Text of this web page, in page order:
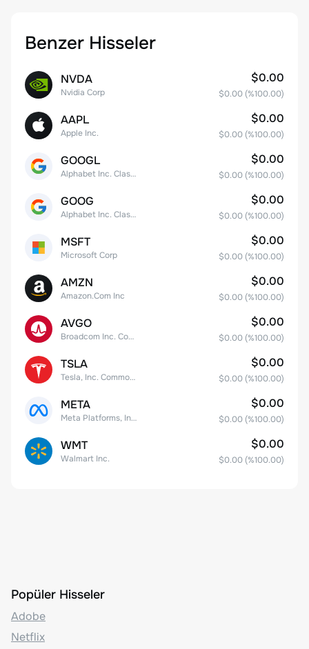
Benzer Hisseler
NVDA
Nvidia Corp
$0.00
$0.00 (%100.00)
AAPL
Apple Inc.
$0.00
$0.00 (%100.00)
GOOGL
Alphabet Inc. Class A Common Stock
$0.00
$0.00 (%100.00)
GOOG
Alphabet Inc. Class C Capital Stock
$0.00
$0.00 (%100.00)
MSFT
Microsoft Corp
$0.00
$0.00 (%100.00)
AMZN
Amazon.Com Inc
$0.00
$0.00 (%100.00)
AVGO
Broadcom Inc. Common Stock
$0.00
$0.00 (%100.00)
TSLA
Tesla, Inc. Common Stock
$0.00
$0.00 (%100.00)
META
Meta Platforms, Inc. Class A Common Stock
$0.00
$0.00 (%100.00)
WMT
Walmart Inc.
$0.00
$0.00 (%100.00)
Popüler Hisseler
Adobe
Netflix